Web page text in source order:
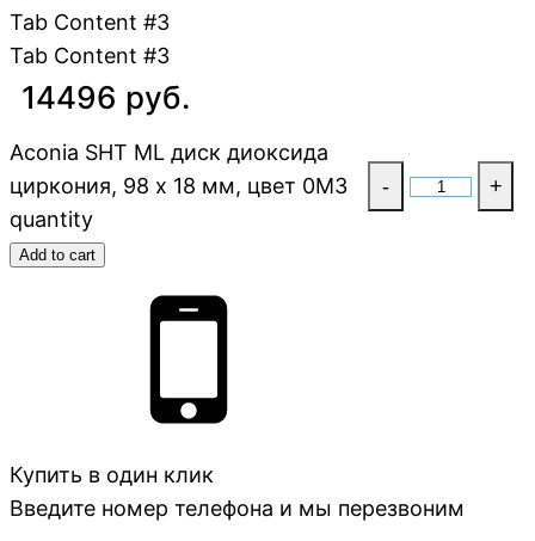
Tab Content #3
Tab Content #3
14496 руб.
Aconia SHT ML диск диоксида
циркония, 98 x 18 мм, цвет 0M3
quantity
- +
Add to cart
Купить в один клик
Введите номер телефона и мы перезвоним